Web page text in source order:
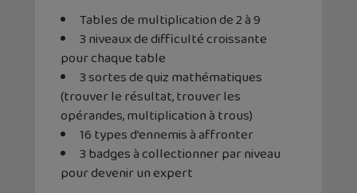
Tables de multiplication de 2 à 9
3 niveaux de difficulté croissante
pour chaque table
3 sortes de quiz mathématiques
(trouver le résultat, trouver les
opérandes, multiplication à trous)
16 types d’ennemis à affronter
3 badges à collectionner par niveau
pour devenir un expert